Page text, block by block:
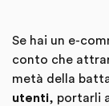
Se hai un e-
conto che
metà della
utenti, portarli